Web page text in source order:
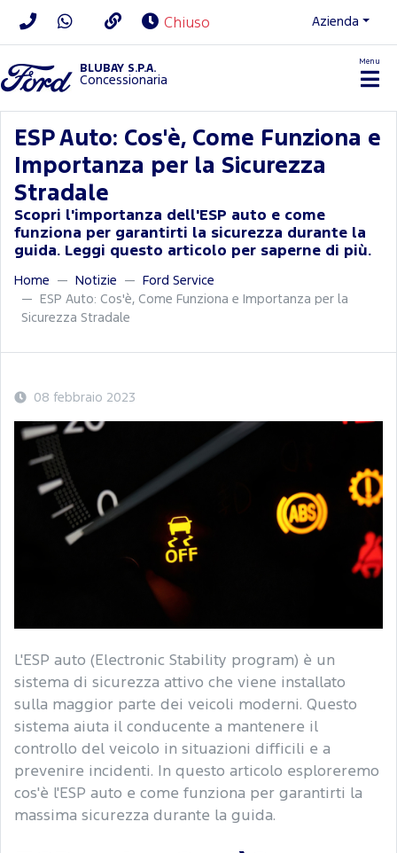
Chiuso Azienda
BLUBAY S.P.A.
Concessionaria
Menu
ESP Auto: Cos'è, Come Funziona e
Importanza per la Sicurezza
Stradale
Scopri l'importanza dell'ESP auto e come
funziona per garantirti la sicurezza durante la
guida. Leggi questo articolo per saperne di più.
Home Notizie
Ford Service
ESP Auto: Cos'è, Come Funziona e Importanza per la
Sicurezza Stradale
08 febbraio 2023
L'ESP auto (Electronic Stability program) è un
sistema di sicurezza attivo che viene installato
sulla maggior parte dei veicoli moderni. Questo
sistema aiuta il conducente a mantenere il
controllo del veicolo in situazioni difficili e a
prevenire incidenti. In questo articolo esploreremo
cos'è l'ESP auto e come funziona per garantirti la
massima sicurezza durante la guida.